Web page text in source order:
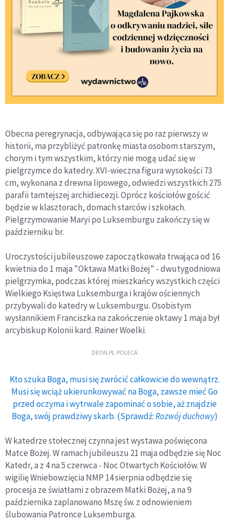
Obecna peregrynacja, odbywająca się po raz pierwszy w
historii, ma przybliżyć patronkę miasta osobom starszym,
chorym i tym wszystkim, którzy nie mogą udać się w
pielgrzymce do katedry. XVI-wieczna figura wysokości 73
cm, wykonana z drewna lipowego, odwiedzi wszystkich 275
parafii tamtejszej archidiecezji. Oprócz kościołów gościć
będzie w klasztorach, domach starców i szkołach.
Pielgrzymowanie Maryi po Luksemburgu zakończy się w
październiku br.
Uroczystości jubileuszowe zapoczątkowała trwająca od 16
kwietnia do 1 maja "Oktawa Matki Bożej" - dwutygodniowa
pielgrzymka, podczas której mieszkańcy wszystkich części
Wielkiego Księstwa Luksemburga i krajów ościennych
przybywali do katedry w Luksemburgu. Osobistym
wysłannikiem Franciszka na zakończenie oktawy 1 maja był
arcybiskup Kolonii kard. Rainer Woelki.
DEON.PL POLECA
Kto szuka Boga, musi się zwrócić całkowicie do wewnątrz.
Musi się wciąż ukierunkowywać na Boga, zawsze mieć Go
przed oczyma i wytrwale zapominać o sobie, aż znajdzie
Boga, swój prawdziwy skarb. (Sprawdź:Rozwój duchowy)
W katedrze stołecznej czynna jest wystawa poświęcona
Matce Bożej. W ramach jubileuszu 21 maja odbędzie się Noc
Katedr, a z 4 na 5 czerwca - Noc Otwartych Kościołów. W
wigilię Wniebowzięcia NMP 14 sierpnia odbędzie się
procesja ze światłami z obrazem Matki Bożej, a na 9
października zaplanowano Mszę św. z odnowieniem
ślubowania Patronce Luksemburga.